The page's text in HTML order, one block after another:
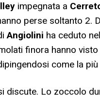
impegnata a
perse soltanto 2.
Angiolini ha ceduto
finora hanno
come la
discute. Lo zoccolo